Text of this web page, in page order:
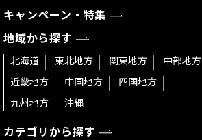
キャンペーン・特集
地域から探す
北海道 東北地方 関東地方
中部地方
近畿地方
中国地方
四国地方
九州地方
沖縄
カテゴリから探す